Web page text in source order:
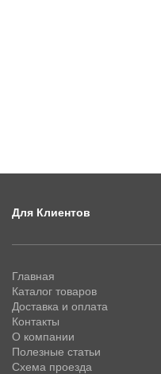
Для Клиентов
Главная
Каталог товаров
Доставка и оплата
Контакты
О компании
Полезные статьи
Схема проезда